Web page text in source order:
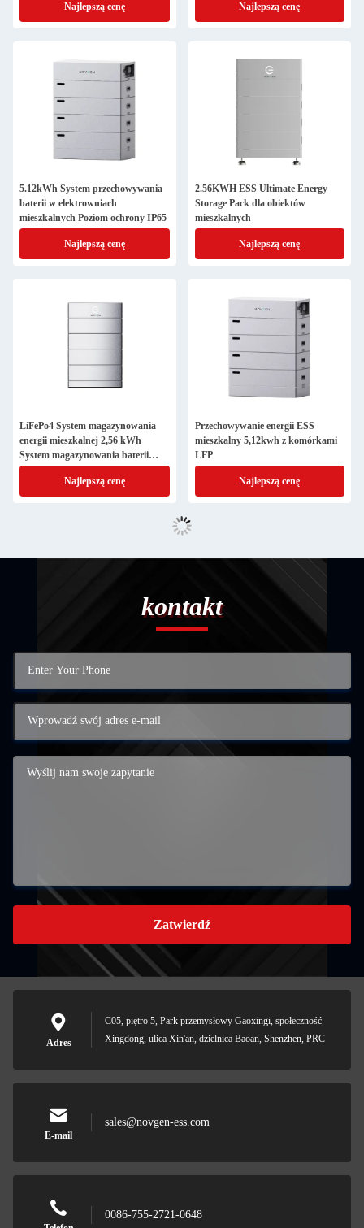
Najlepszą cenę Najlepszą cenę
5.12kWh System przechowywania
baterii w elektrowniach
mieszkalnych Poziom ochrony IP65
Najlepszą cenę
2.56KWH ESS Ultimate Energy
Storage Pack dla obiektów
mieszkalnych
Najlepszą cenę
LiFePo4 System magazynowania
energii mieszkalnej 2,56 kWh
System magazynowania baterii
słonecznej
Najlepszą cenę
Przechowywanie energii ESS
mieszkalny 5,12kwh z komórkami
LFP
Najlepszą cenę
kontakt
Zatwierdź
Adres
C05, piętro 5, Park przemysłowy Gaoxingi, społeczność
Xingdong, ulica Xin'an, dzielnica Baoan, Shenzhen, PRC
E-mail
sales@novgen-ess.com
0086-755-2721-0648